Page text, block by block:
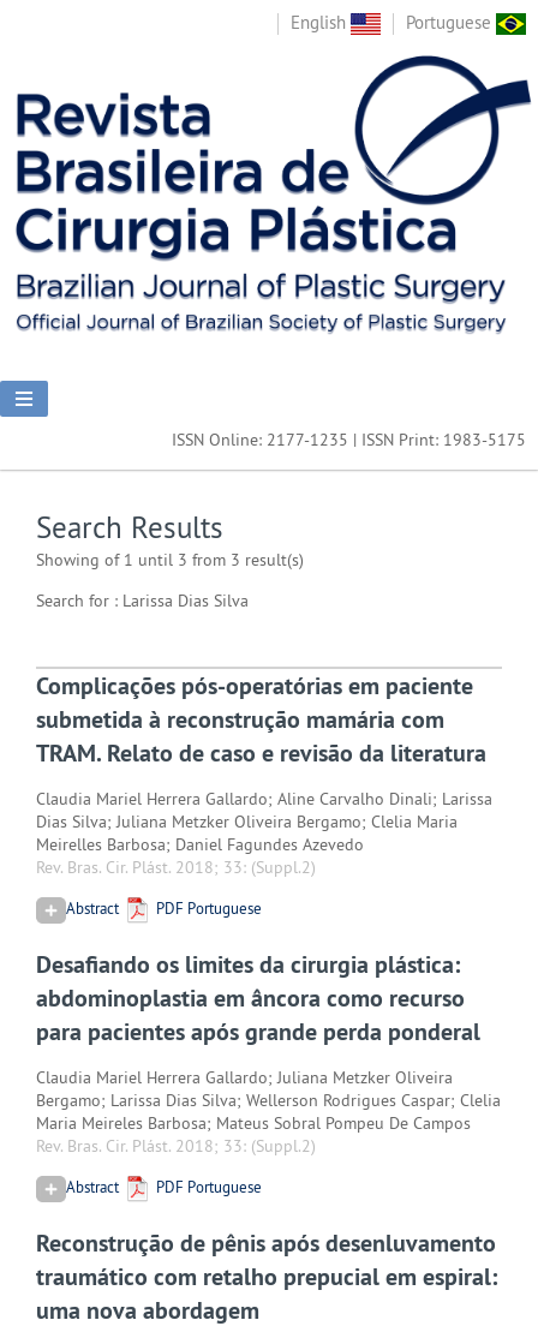
English Portuguese
ISSN Online: 2177-1235 | ISSN Print: 1983-5175
Search Results
Showing of 1 until 3 from 3 result(s)
Search for : Larissa Dias Silva
Complicações pós-operatórias em paciente
submetida à reconstrução mamária com
TRAM. Relato de caso e revisão da literatura
Claudia Mariel Herrera Gallardo; Aline Carvalho Dinali; Larissa
Dias Silva; Juliana Metzker Oliveira Bergamo; Clelia Maria
Meirelles Barbosa; Daniel Fagundes Azevedo
Rev. Bras. Cir. Plást. 2018; 33: (Suppl.2)
Abstract PDF Portuguese
Desafiando os limites da cirurgia plástica:
abdominoplastia em âncora como recurso
para pacientes após grande perda ponderal
Claudia Mariel Herrera Gallardo; Juliana Metzker Oliveira
Bergamo; Larissa Dias Silva; Wellerson Rodrigues Caspar; Clelia
Maria Meireles Barbosa; Mateus Sobral Pompeu De Campos
Rev. Bras. Cir. Plást. 2018; 33: (Suppl.2)
Abstract PDF Portuguese
Reconstrução de pênis após desenluvamento
traumático com retalho prepucial em espiral:
uma nova abordagem